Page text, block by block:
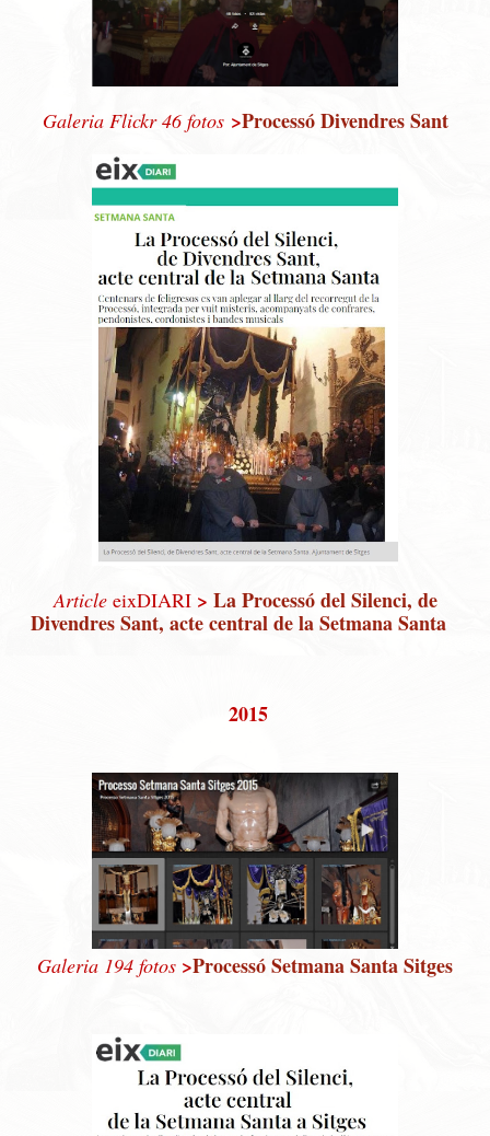
Galeria Flickr 46 fotos>Processó Divendres Sant
Article eixDIARI > La Processó del Silenci, de
Divendres Sant, acte central de la Setmana Santa
2015
Galeria 194 fotos >Processó Setmana Santa Sitges